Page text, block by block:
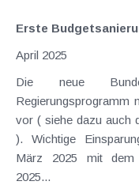
Erste
April 2025
Die neue
Regierungsprogramm
vor ( siehe dazu auch
). Wichtige
März 2025 mit dem
2025...